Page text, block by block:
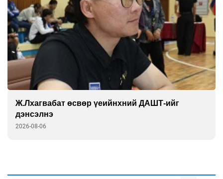
Монголын баг Абу Дабид медалийн хур
буулгаж байна
2026-08-06